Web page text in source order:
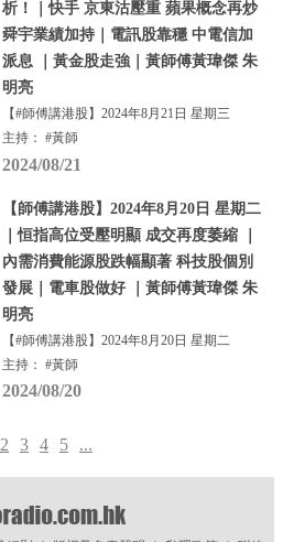
析！｜快手 京東沽壓重 蘋果概念再炒
舜宇業績加持｜電訊股靠穩 中電信加
派息 ｜黃金股走強｜黃師傅黃瑋傑 朱
明亮
【#師傅講港股】2024年8月21日 星期三
主持： #黃師
2024/08/21
【師傅講港股】2024年8月20日 星期二
｜恒指高位受壓明顯 成交再度萎縮 ｜
內需消費能源股跌幅顯著 科技股個別
發展｜電車股做好 ｜黃師傅黃瑋傑 朱
明亮
【#師傅講港股】2024年8月20日 星期二
主持： #黃師
2024/08/20
2 3 4 5 ...